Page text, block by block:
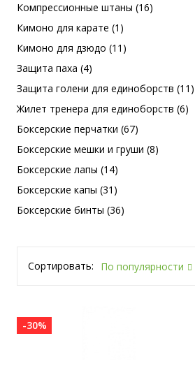
Компрессионные штаны (16)
Кимоно для карате (1)
Кимоно для дзюдо (11)
Защита паха (4)
Защита голени для единоборств (11)
Жилет тренера для единоборств (6)
Боксерские перчатки (67)
Боксерские мешки и груши (8)
Боксерские лапы (14)
Боксерские капы (31)
Боксерские бинты (36)
Сортировать: По популярности
-30%